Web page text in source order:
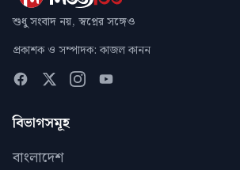
শুধু সংবাদ নয়, স্বপ্নের সঙ্গেও
প্রকাশক ও সম্পাদক: কাজল কানন
বিভাগসমূহ
বাংলাদেশ